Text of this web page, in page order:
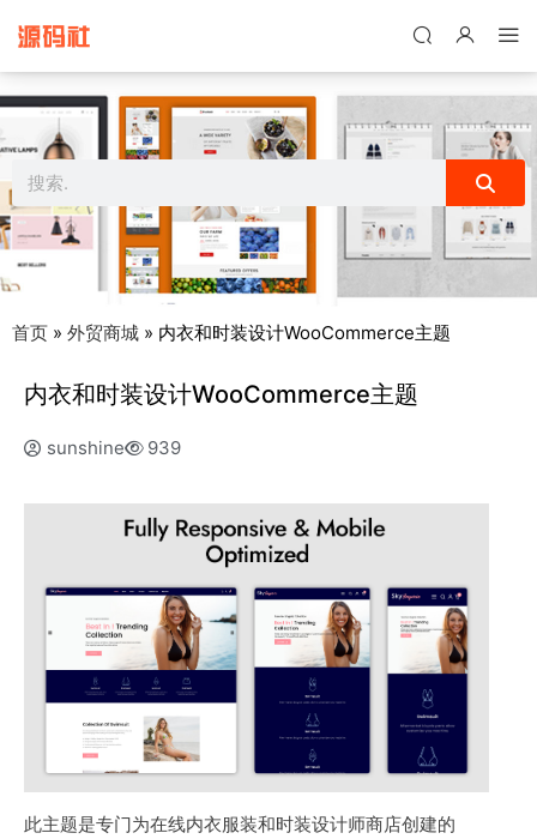
首页 » 外贸商城 » 内衣和时装设计WooCommerce主题
内衣和时装设计WooCommerce主题
sunshine 939
此主题是专门为在线内衣服装和时装设计师商店创建的